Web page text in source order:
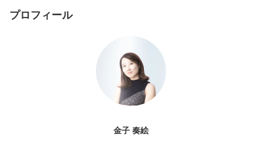
プロフィール
金子 奏絵